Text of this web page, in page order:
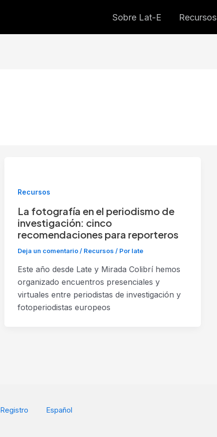
Sobre Lat-E Recursos
Recursos
La fotografía en el periodismo de
investigación: cinco
recomendaciones para reporteros
Deja un comentario / Recursos / Por late
Este año desde Late y Mirada Colibrí hemos
organizado encuentros presenciales y
virtuales entre periodistas de investigación y
fotoperiodistas europeos
Registro Español